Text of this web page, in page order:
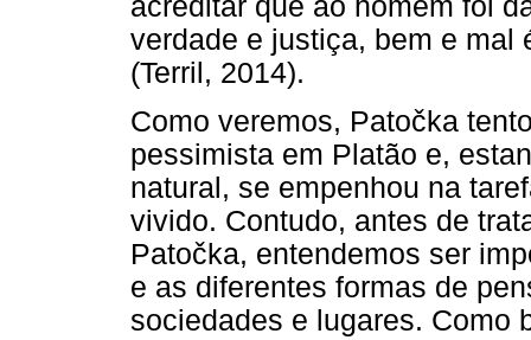
verdade e justiça, bem e mal
(Terril, 2014).
Como veremos, Patočka
pessimista em Platão e,
natural, se empenhou na
vivido. Contudo, antes de
Patočka, entendemos ser
e as diferentes formas de
sociedades e lugares. Como